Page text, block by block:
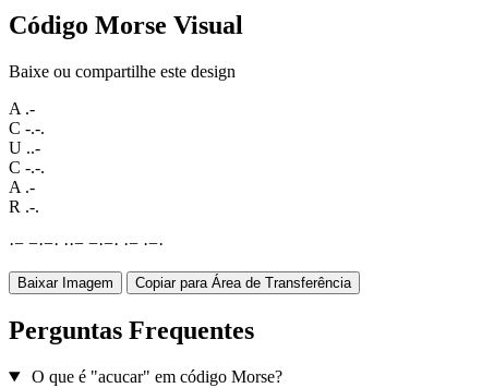
Código Morse Visual
Baixe ou compartilhe este design
A .-
C -.-.
U ..-
C -.-.
A .-
R .-.
·− −·−· ··− −·−· ·− ·−·
Baixar Imagem Copiar para Área de Transferência
Perguntas Frequentes
O que é "acucar" em código Morse?